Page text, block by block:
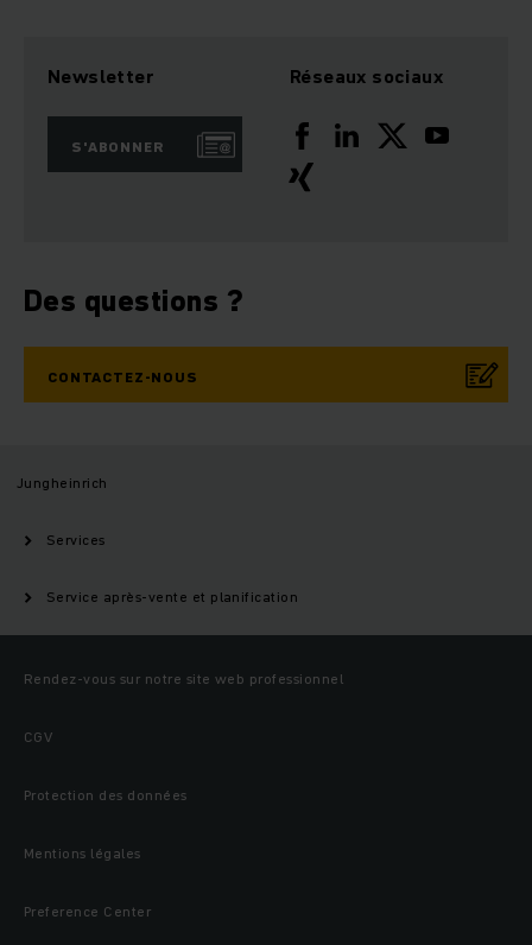
Newsletter
S'ABONNER
Réseaux sociaux
Des questions ?
CONTACTEZ-NOUS
Jungheinrich
Services
Service après-vente et planification
Rendez-vous sur notre site web professionnel
CGV
Protection des données
Mentions légales
Preference Center